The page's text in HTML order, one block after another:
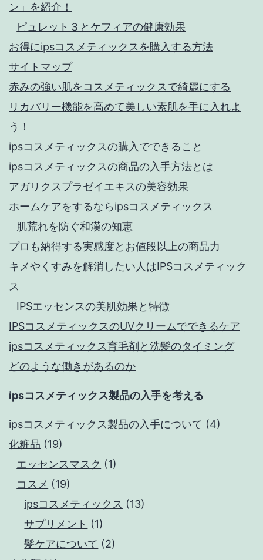
ン」を紹介！
ピュレット３とケフィアの健康効果
お得にipsコスメティックスを購入する方法
サイトマップ
赤みの強い肌をコスメティックスで綺麗にする
リカバリー機能を高めて美しい素肌を手に入れよ
う！
ipsコスメティックスの購入でできること
ipsコスメティックスの商品の入手方法とは
アガリクスプラゼイエキスの美容効果
ホームケアをするならipsコスメティックス
肌荒れを防ぐ和漢の知恵
プロも納得する実感度とお値段以上の商品力
キメやくすみを解消したい人はIPSコスメティック
ス
IPSエッセンスの美肌効果と特徴
IPSコスメティックスのUVクリームでできるケア
ipsコスメティックス育毛剤と洗髪のタイミング
どのような働きがあるのか
ipsコスメティックス製品の入手を考える
ipsコスメティックス製品の入手について (4)
化粧品 (19)
エッセンスマスク (1)
コスメ (19)
ipsコスメティックス (13)
サプリメント (1)
髪ケアについて (2)